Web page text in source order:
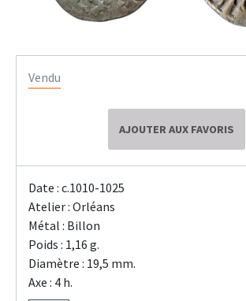
Vendu
AJOUTER AUX FAVORIS
Date : c.1010-1025
Atelier : Orléans
Métal : Billon
Poids : 1,16 g.
Diamètre : 19,5 mm.
Axe : 4 h.